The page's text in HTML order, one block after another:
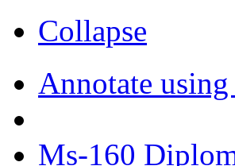
Collapse
Annotate
Ms-160